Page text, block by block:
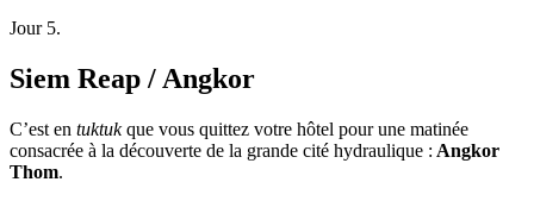
Jour 5.
Siem Reap / Angkor
C’est en tuktukque vous quittez votre hôtel pour une matinée
consacrée à la découverte de la grande cité hydraulique : Angkor
Thom.